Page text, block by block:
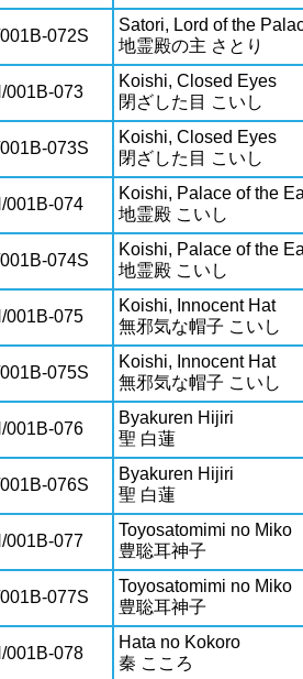
072S
Satori, Lord of the
地霊殿の主 さとり
001B-073
Koishi, Closed Eyes
閉ざした目 こいし
073S
Koishi, Closed Eyes
閉ざした目 こいし
001B-074
Koishi, Palace of the
地霊殿 こいし
074S
Koishi, Palace of the
地霊殿 こいし
001B-075
Koishi, Innocent Hat
無邪気な帽子 こいし
075S
Koishi, Innocent Hat
無邪気な帽子 こいし
001B-076
Byakuren Hijiri
聖 白蓮
076S
Byakuren Hijiri
聖 白蓮
001B-077
Toyosatomimi no Miko
豊聡耳神子
077S
Toyosatomimi no Miko
豊聡耳神子
001B-078
Hata no Kokoro
秦 こころ